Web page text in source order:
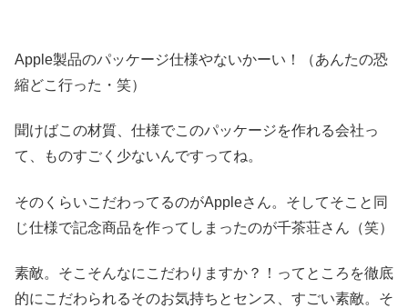
Apple製品のパッケージ仕様やないかーい！（あんたの恐
縮どこ行った・笑）
聞けばこの材質、仕様でこのパッケージを作れる会社っ
て、ものすごく少ないんですってね。
そのくらいこだわってるのがAppleさん。そしてそこと同
じ仕様で記念商品を作ってしまったのが千茶荘さん（笑）
素敵。そこそんなにこだわりますか？！ってところを徹底
的にこだわられるそのお気持ちとセンス、すごい素敵。そ